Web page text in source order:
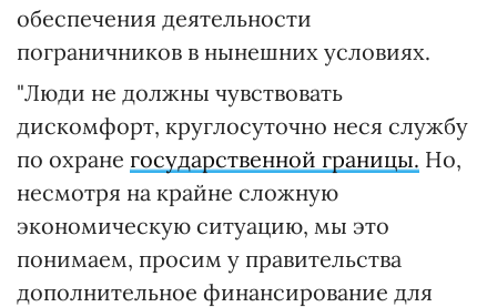
обеспечения деятельности
пограничников в нынешних условиях.
"Люди не должны чувствовать
дискомфорт, круглосуточно неся службу
по охране государственной границы. Но,
несмотря на крайне сложную
экономическую ситуацию, мы это
понимаем, просим у правительства
дополнительное финансирование для